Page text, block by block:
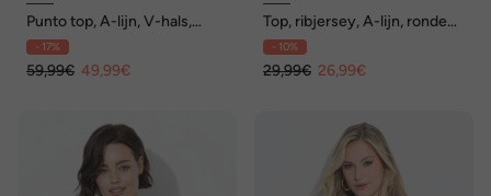
Punto top, A-lijn, V-hals,
mouwloos
- 17%
59,99€ 49,99€
Top, ribjersey, A-lijn, ronde
hals, mouwloos
- 10%
29,99€ 26,99€